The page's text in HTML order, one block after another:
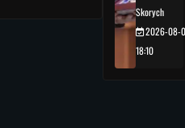
Skorych
2026-08-
18:10